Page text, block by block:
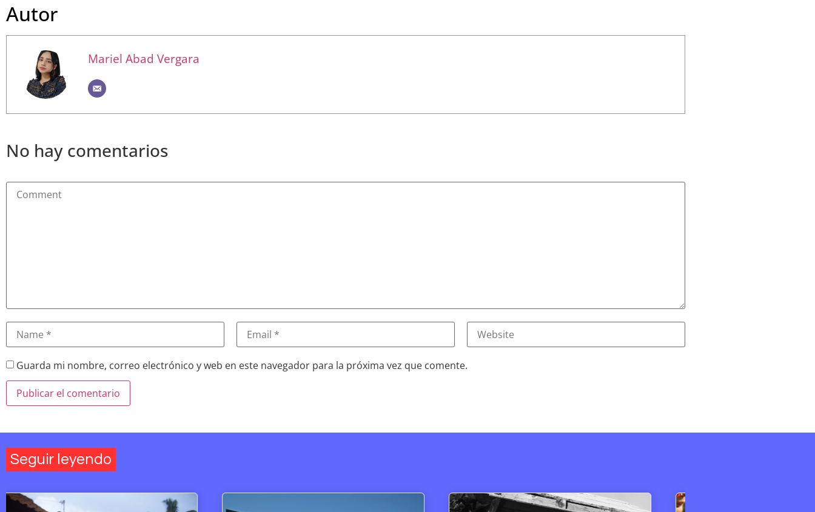
Autor
Mariel Abad Vergara
No hay comentarios
Guarda mi nombre, correo electrónico y web en este navegador para la próxima vez que comente.
Seguir leyendo